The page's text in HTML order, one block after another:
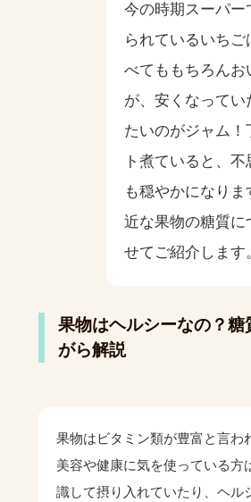
今の時期スーパー
られているいち
べてももちろんお
が、安くなってい
たいのがジャム！
ト煮ていると、
も穏やかになり
近な果物の糖質に
せてご紹介します
果物はヘルシーなの？糖
がら解説
果物はビタミン類が豊富と言わ
美容や健康に気を使っている方
識して摂り入れていたり、ヘル